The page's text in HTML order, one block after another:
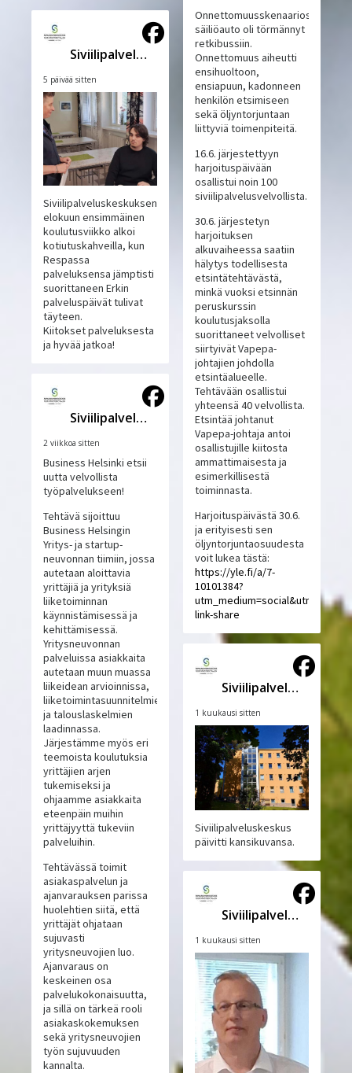
Siviilipalveluskeskus
5 päivää sitten
Siviilipalveluskeskuksen
elokuun ensimmäinen
koulutusviikko alkoi
kotiutuskahveilla, kun
Respassa
palveluksensa jämptisti
suorittaneen Erkin
palveluspäivät tulivat
täyteen.
Kiitokset palveluksesta
ja hyvää jatkoa!
Siviilipalveluskeskus
2 viikkoa sitten
Business Helsinki etsii
uutta velvollista
työpalvelukseen!
Tehtävä sijoittuu
Business Helsingin
Yritys- ja startup-
neuvonnan tiimiin, jossa
autetaan aloittavia
yrittäjiä ja yrityksiä
liiketoiminnan
käynnistämisessä ja
kehittämisessä.
Yritysneuvonnan
palveluissa asiakkaita
autetaan muun muassa
liikeidean arvioinnissa,
liiketoimintasuunnitelmien
ja talouslaskelmien
laadinnassa.
Järjestämme myös eri
teemoista koulutuksia
yrittäjien arjen
tukemiseksi ja
ohjaamme asiakkaita
eteenpäin muihin
yrittäjyyttä tukeviin
palveluihin.
Tehtävässä toimit
asiakaspalvelun ja
ajanvarauksen parissa
huolehtien siitä, että
yrittäjät ohjataan
sujuvasti
yritysneuvojien luo.
Ajanvaraus on
keskeinen osa
palvelukokonaisuutta,
ja sillä on tärkeä rooli
asiakaskokemuksen
sekä yritysneuvojien
työn sujuvuuden
kannalta.
Onnettomuusskenaariossa
säiliöauto oli törmännyt
retkibussiin.
Onnettomuus aiheutti
ensihuoltoon,
ensiapuun, kadonneen
henkilön etsimiseen
sekä öljyntorjuntaan
liittyviä toimenpiteitä.
16.6. järjestettyyn
harjoituspäivään
osallistui noin 100
siviilipalvelusvelvollista.
30.6. järjestetyn
harjoituksen
alkuvaiheessa saatiin
hälytys todellisesta
etsintätehtävästä,
minkä vuoksi etsinnän
peruskurssin
koulutusjaksolla
suorittaneet velvolliset
siirtyivät Vapepa-
johtajien johdolla
etsintäalueelle.
Tehtävään osallistui
yhteensä 40 velvollista.
Etsintää johtanut
Vapepa-johtaja antoi
osallistujille kiitosta
ammattimaisesta ja
esimerkillisestä
toiminnasta.
Harjoituspäivästä 30.6.
ja erityisesti sen
öljyntorjuntaosuudesta
voit lukea tästä:
https://yle.fi/a/7-
10101384?
link-share
Siviilipalveluskeskus
1 kuukausi sitten
Siviilipalveluskeskus
päivitti kansikuvansa.
Siviilipalveluskeskus
1 kuukausi sitten